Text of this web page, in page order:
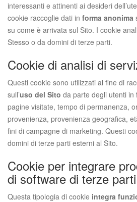
interessanti e attinenti ai desideri
cookie raccoglie dati in forma anonima
su come è arrivata sul Sito. I cookie
Stesso o da domini di terze parti.
Cookie di analisi di
Questi cookie sono utilizzati al fine di
sull’uso del Sito da parte degli utenti in
pagine visitate, tempo di permanenza,
provenienza, provenienza geografica,
fini di campagne di marketing. Questi
domini di terze parti esterni al Sito.
Cookie per integrare
di software di terze parti
Questa tipologia di cookie integra